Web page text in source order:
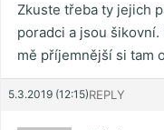
Zkuste třeba ty jejich
poradci a jsou
mě příjemnější si tam
5.3.2019 (12:15)REPLY